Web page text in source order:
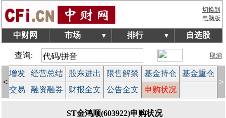
切换到
电脑版
中财网 市场 ▼ 排行 ▼ 自选股
查询: 取消
<
增发 经营总结 股东进出 限售解禁 基金持仓
基金重仓
交易
融资融券 财报全文 公告全文 申购状况
>
ST金鸿顺(603922)申购状况